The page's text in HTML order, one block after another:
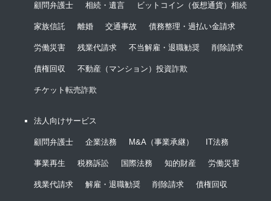
顧問弁護士 相続・遺言 ビットコイン（仮想通貨）相続
家族信託 離婚 交通事故 債務整理・過払い金請求
労働災害 残業代請求 不当解雇・退職勧奨 削除請求
債権回収 不動産（マンション）投資詐欺
チケット転売詐欺
法人向けサービス
顧問弁護士 企業法務 M&A（事業承継） IT法務
事業再生 税務訴訟 国際法務 知的財産 労働災害
残業代請求 解雇・退職勧奨 削除請求 債権回収